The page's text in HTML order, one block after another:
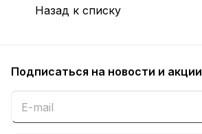
Назад к списку
Подписаться на новости и акции